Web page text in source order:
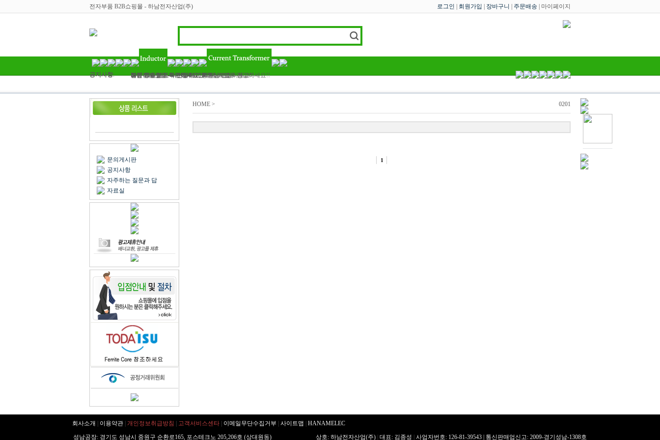
전자부품 B2B쇼핑몰 - 하남전자산업(주) 로그인 회원가입 장바구니 주문배송 | 마이페이지
공지사항: 하남전자산업 - 라인필터, 인덕터, 트랜스 등..
2017 정유년 모두 건강하고 행복하세요
여름 휴가철이 다가왔네요? 회원님! 모두 건강하세요!!
벌써 11월 마지막주이네요..회원님 건강하세요!!
김민아님 입금 확인해주세요
문의게시판
공지사항
자주하는 질문과 답
자료실
HOME > 0201
1
회사소개 이용약관 개인정보취급방침 고객서비스센타 이메일무단수집거부 사이트맵
HANAMELEC
성남공장: 경기도 성남시 중원구 순환로165, 포스테크노 205,206호 (상대원동)
상호: 하남전자산업(주) 대표: 김종성 사업자번호: 126-81-39543 | 통신판매업신고: 2009-경기성남-1308호